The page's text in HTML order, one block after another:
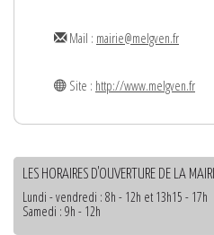
Mail : mairie@melgven.fr
Site : http://www.melgven.fr
LES HORAIRES D'OUVERTURE DE LA
Lundi - vendredi : 8h - 12h et 13h15 - 17h
Samedi : 9h - 12h